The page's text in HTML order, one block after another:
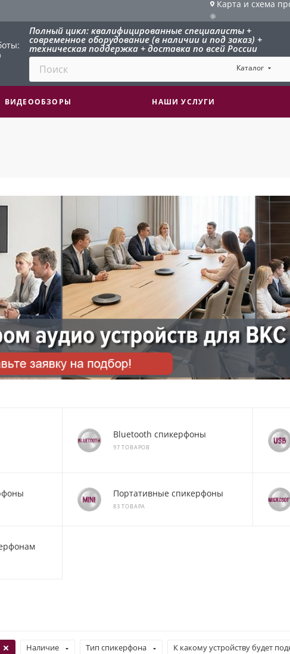
Карта и схема
Полный цикл: квалифицированные специалисты +
современное оборудование (в наличии и под заказ) +
техническая поддержка + доставка по всей России
Каталог
ВИДЕООБЗОРЫ НАШИ УСЛУГИ
Bluetooth спикерфоны
97 ТОВАРОВ
Портативные спикерфоны
83 ТОВАРА
Наличие Тип спикерфона
К какому устройству будет